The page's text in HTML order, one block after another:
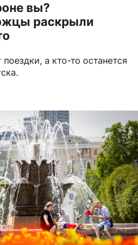
вы?
раскрыли
а кто-то останется